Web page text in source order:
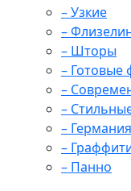
– Узкие
–
– Шторы
– Готовые
–
–
– Германия
–
– Панно